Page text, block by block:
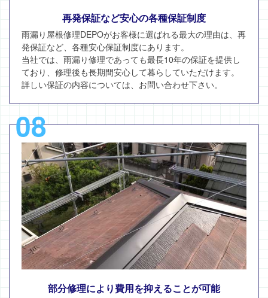
再発保証など安心の各種保証制度
雨漏り屋根修理DEPOがお客様に選ばれる最大の理由は、再
発保証など、各種安心保証制度にあります。
当社では、雨漏り修理であっても最長10年の保証を提供し
ており、修理後も長期間安心して暮らしていただけます。
詳しい保証の内容については、お問い合わせ下さい。
08
部分修理により費用を抑えることが可能